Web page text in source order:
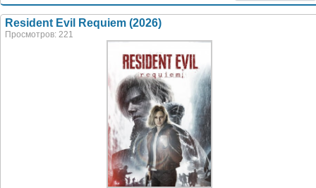
Resident Evil Requiem (2026)
Просмотров: 221